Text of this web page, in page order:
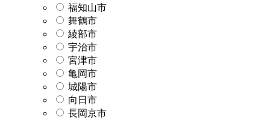
福知山市
舞鶴市
綾部市
宇治市
宮津市
亀岡市
城陽市
向日市
長岡京市